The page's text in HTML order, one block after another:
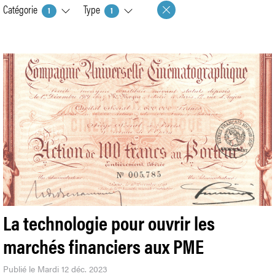
Catégorie 1 Type 1
La technologie pour ouvrir les
marchés financiers aux PME
Publié le Mardi 12 déc. 2023